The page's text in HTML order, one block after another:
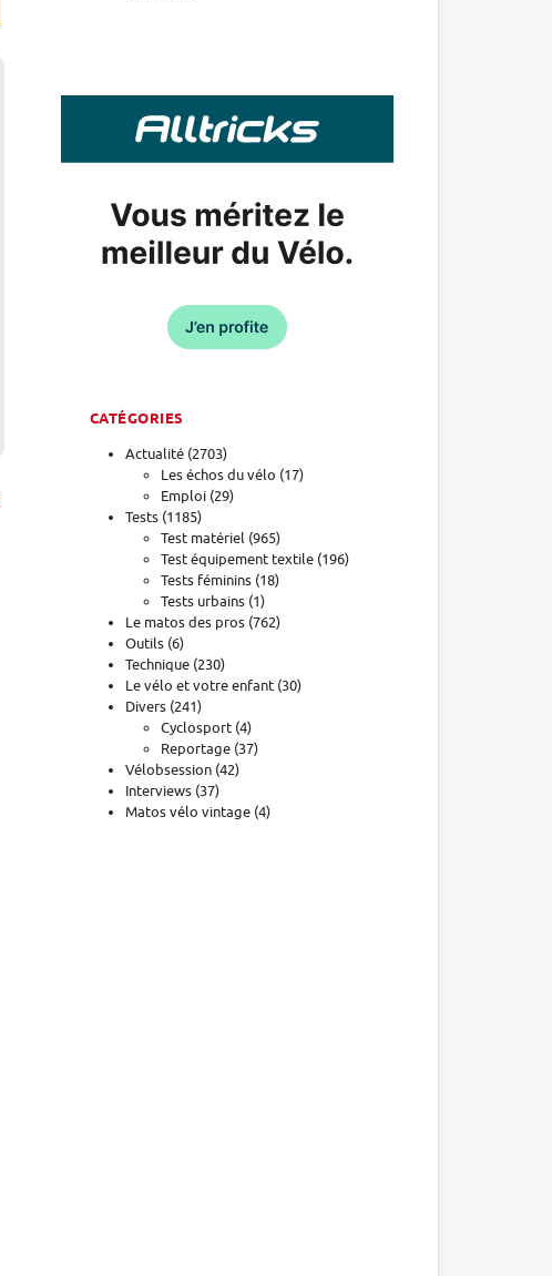
CATÉGORIES
Actualité (2703)
Les échos du vélo (17)
Emploi (29)
Tests (1185)
Test matériel (965)
Test équipement textile (196)
Tests féminins (18)
Tests urbains (1)
Le matos des pros (762)
Outils (6)
Technique (230)
Le vélo et votre enfant (30)
Divers (241)
Cyclosport (4)
Reportage (37)
Vélobsession (42)
Interviews (37)
Matos vélo vintage (4)